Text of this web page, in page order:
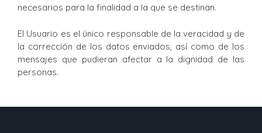
necesarios para la finalidad a la que se destinan.
El Usuario es el único responsable de la veracidad y de
la corrección de los datos enviados, así como de los
mensajes que pudieran afectar a la dignidad de las
personas.